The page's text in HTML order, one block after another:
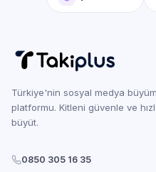
Türkiye'nin sosyal medya
platformu. Kitleni güvenle ve
büyüt.
0850 305 16 35